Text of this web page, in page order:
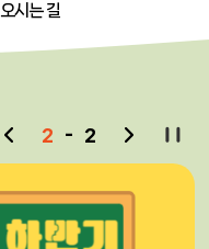
오시는 길
2 - 2